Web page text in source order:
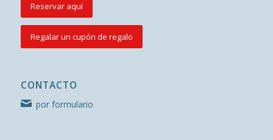
Reservar aquí
Regalar un cupón de regalo
CONTACTO
por formulario